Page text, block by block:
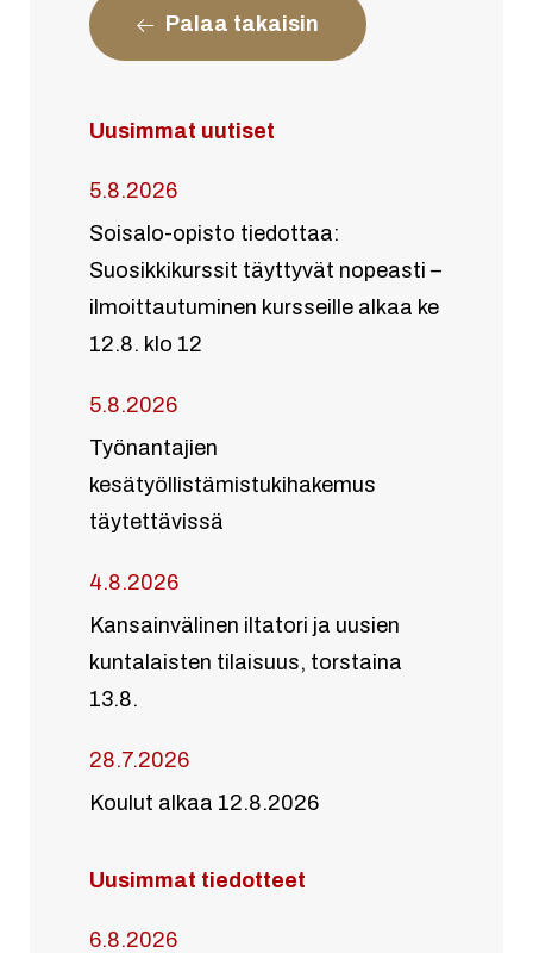
Palaa takaisin
Uusimmat uutiset
5.8.2026
Soisalo-opisto tiedottaa:
Suosikkikurssit täyttyvät nopeasti –
ilmoittautuminen kursseille alkaa ke
12.8. klo 12
5.8.2026
Työnantajien
kesätyöllistämistukihakemus
täytettävissä
4.8.2026
Kansainvälinen iltatori ja uusien
kuntalaisten tilaisuus, torstaina
13.8.
28.7.2026
Koulut alkaa 12.8.2026
Uusimmat tiedotteet
6.8.2026